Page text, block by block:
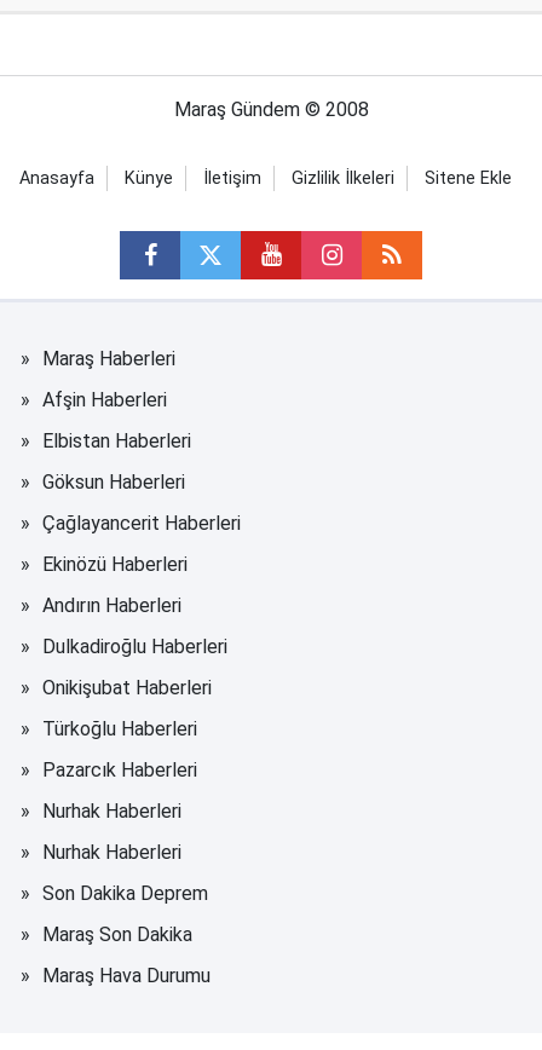
Maraş Gündem © 2008
Anasayfa Künye İletişim Gizlilik İlkeleri Sitene Ekle
Maraş Haberleri
Afşin Haberleri
Elbistan Haberleri
Göksun Haberleri
Çağlayancerit Haberleri
Ekinözü Haberleri
Andırın Haberleri
Dulkadiroğlu Haberleri
Onikişubat Haberleri
Türkoğlu Haberleri
Pazarcık Haberleri
Nurhak Haberleri
Nurhak Haberleri
Son Dakika Deprem
Maraş Son Dakika
Maraş Hava Durumu